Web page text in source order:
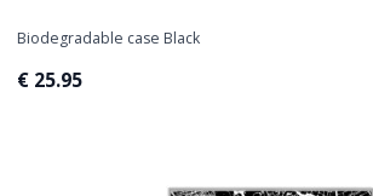
Biodegradable case Black
€ 25.95